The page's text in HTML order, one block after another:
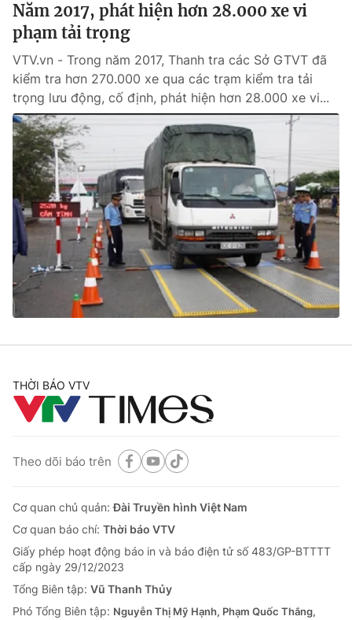
Góc doanh nghiệp
Truyền hình
Phim VTV
Hậu trường
Nhân vật
Khán giả
Giải sao mai
Giải trí
Điện ảnh
Âm nhạc
Sao
Đời sống
Du lịch
Làm đẹp
Chất lượng cuộc sống
Giáo dục
Tuyển sinh
Học trực tuyến
Công nghệ
Hitech Công nghệ tương lai
Sản phẩm
Thị trường
Tư vấn
Giao lưu trực tuyến
Lịch phát sóng
Chuyên mục khác
Photo Infographic
Video Shorts video
VTV Money VTV Thể thao
VTV Sức khoẻ Bất động sản
Thị trường 24h
Năm 2017, phát hiện hơn 28.000 xe vi
phạm tải trọng
VTV.vn - Trong năm 2017, Thanh tra các Sở GTVT đã
kiểm tra hơn 270.000 xe qua các trạm kiểm tra tải
trọng lưu động, cố định, phát hiện hơn 28.000 xe vi...
THỜI BÁO VTV
Theo dõi báo trên
Cơ quan chủ quản:Đài Truyền hình Việt Nam
Cơ quan báo chí: Thời báo VTV
Giấy phép hoạt động báo in và báo điện tử số 483/GP-BTTTT
cấp ngày 29/12/2023
Tổng Biên tập: Vũ Thanh Thủy
Phó Tổng Biên tập: Nguyễn Thị Mỹ Hạnh, Phạm Quốc Thắng,